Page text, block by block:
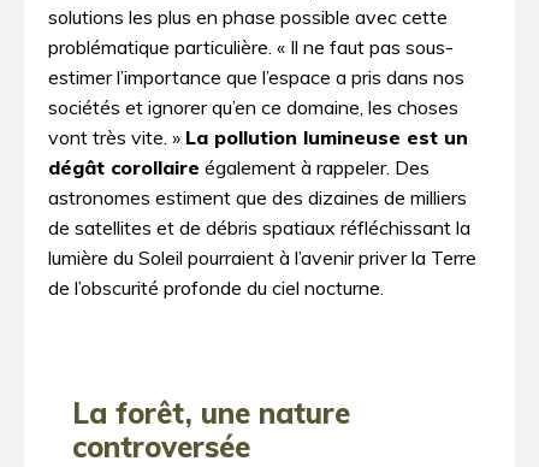
solutions les plus en phase possible avec cette
problématique particulière. « Il ne faut pas sous-
estimer l’importance que l’espace a pris dans nos
sociétés et ignorer qu’en ce domaine, les choses
vont très vite. » La pollution lumineuse est un
dégât corollaire également à rappeler. Des
astronomes estiment que des dizaines de milliers
de satellites et de débris spatiaux réfléchissant la
lumière du Soleil pourraient à l’avenir priver la Terre
de l’obscurité profonde du ciel nocturne.
La forêt, une nature
controversée